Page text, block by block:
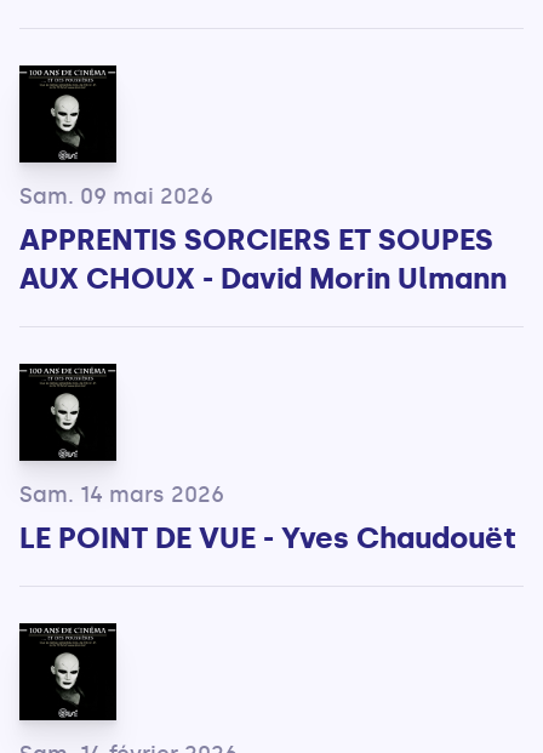
Sam. 09 mai 2026
APPRENTIS SORCIERS ET SOUPES
AUX CHOUX - David Morin Ulmann
Sam. 14 mars 2026
LE POINT DE VUE - Yves Chaudouët